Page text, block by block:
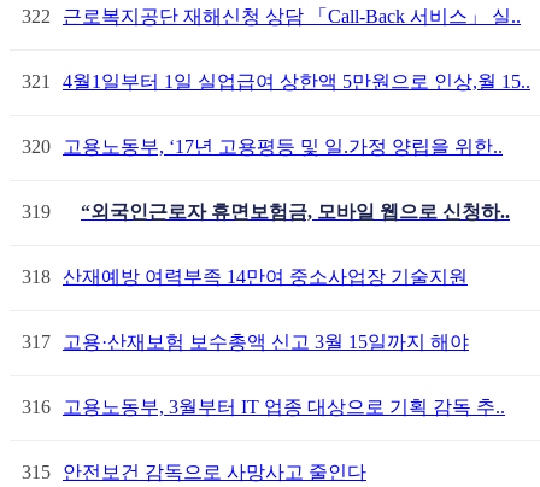
322 근로복지공단 재해신청 상담 「Call-Back 서비스」 실..
321 4월1일부터 1일 실업급여 상한액 5만원으로 인상,월 15..
320 고용노동부, ‘17년 고용평등 및 일.가정 양립을 위한..
319 “외국인근로자 휴면보험금, 모바일 웹으로 신청하..
318 산재예방 여력부족 14만여 중소사업장 기술지원
317 고용·산재보험 보수총액 신고 3월 15일까지 해야
316 고용노동부, 3월부터 IT 업종 대상으로 기획 감독 추..
315 안전보건 감독으로 사망사고 줄인다